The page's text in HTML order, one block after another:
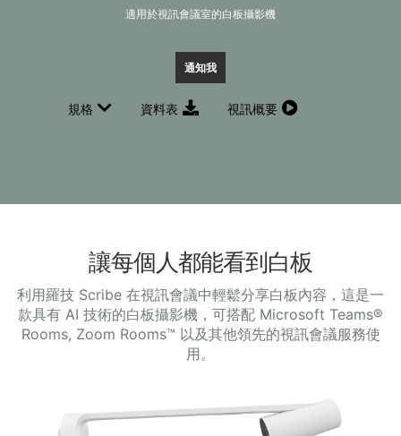
適用於視訊會議室的白板攝影機
通知我
規格 資料表 視訊概要
讓每個人都能看到白板
利用羅技 Scribe 在視訊會議中輕鬆分享白板內容，這是一
款具有 AI 技術的白板攝影機，可搭配 Microsoft Teams®
Rooms, Zoom Rooms™ 以及其他領先的視訊會議服務使
用。